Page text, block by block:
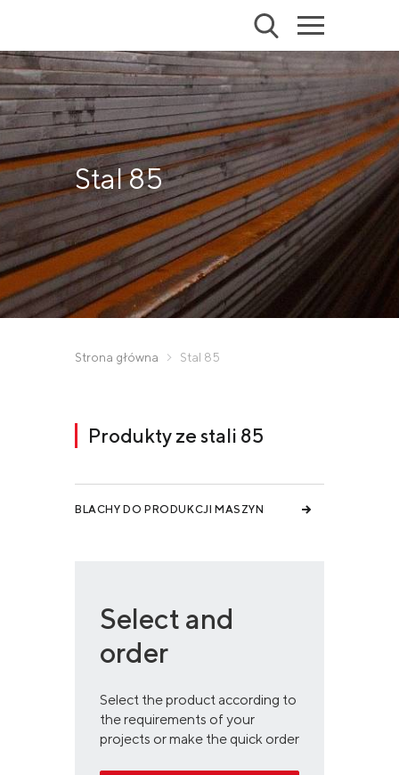
Stal 85
Strona główna Stal 85
Produkty ze stali 85
BLACHY DO PRODUKCJI MASZYN
Select and
order
Select the product according to
the requirements of your
projects or make the quick order